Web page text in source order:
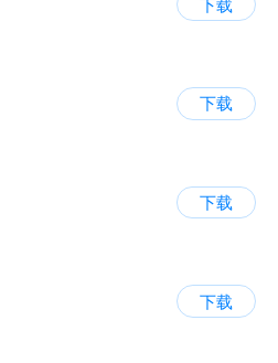
下载
下载
下载
下载